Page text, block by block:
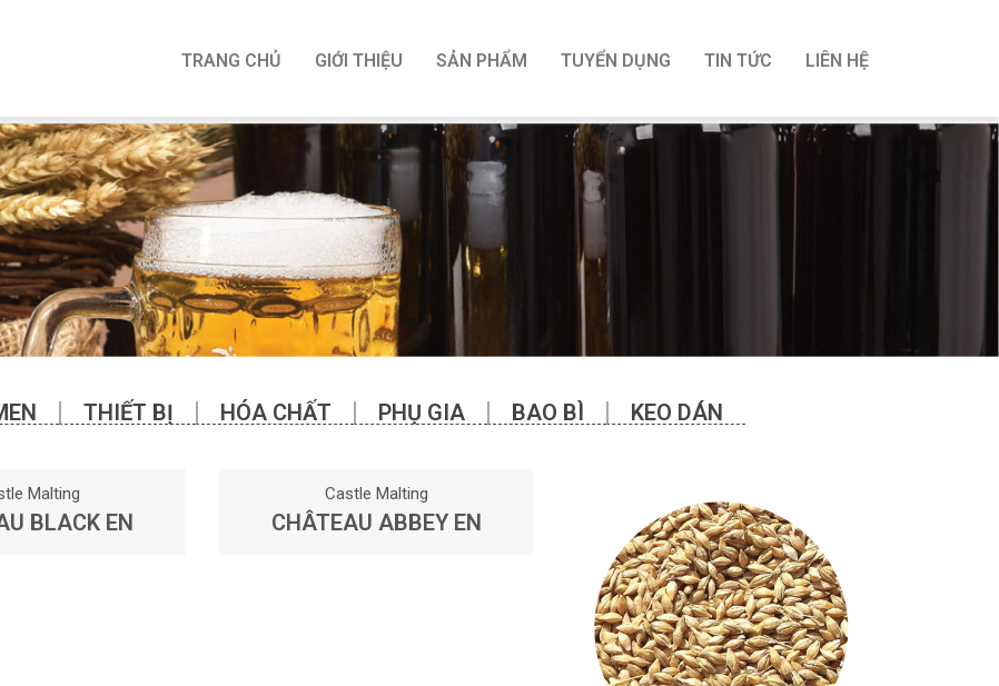
TRANG CHỦ GIỚI THIỆU SẢN PHẨM TUYỂN DỤNG TIN TỨC LIÊN HỆ
THIẾT BỊ HÓA CHẤT PHỤ GIA BAO BÌ KEO DÁN
Malting
BLACK EN
Castle Malting
CHÂTEAU ABBEY EN